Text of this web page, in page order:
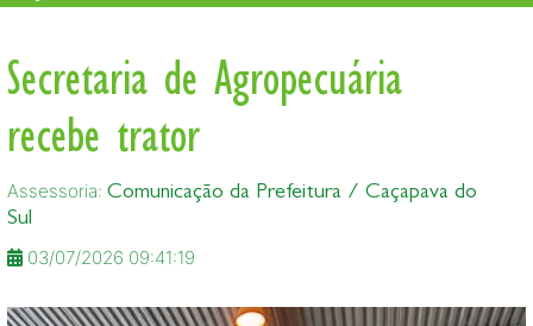
Secretaria de Agropecuária
recebe trator
Assessoria: Comunicação da Prefeitura / Caçapava do
Sul
03/07/2026 09:41:19